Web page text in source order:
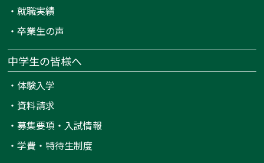
・就職実績
・卒業生の声
中学生の皆様へ
・ 体験入学
・ 資料請求
・募集要項・入試情報
・学費・特待生制度